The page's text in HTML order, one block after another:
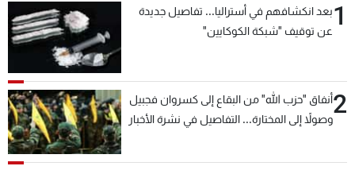
1بعد انكشافهم في أستراليا... تفاصيل جديدة
عن توقيف "شبكة الكوكايين"
2أنفاق "حزب الله" من البقاع إلى كسروان فجبيل
وصولاً إلى المختارة... التفاصيل في نشرة الأخبار